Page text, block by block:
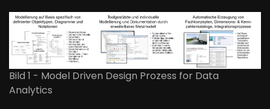
Bild 1 - Model Driven Design Prozess for Data
Analytics